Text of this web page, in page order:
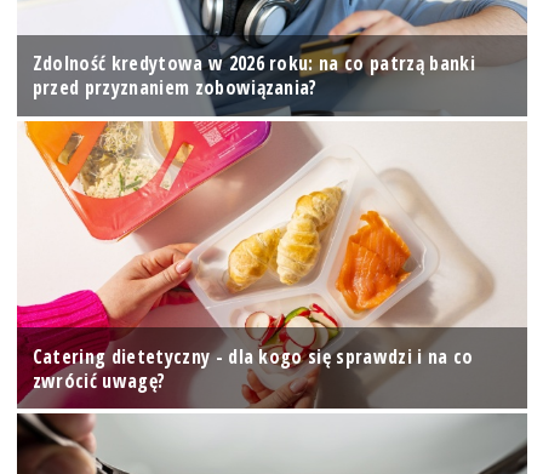
Zdolność kredytowa w 2026 roku: na co patrzą banki
przed przyznaniem zobowiązania?
Catering dietetyczny - dla kogo się sprawdzi i na co
zwrócić uwagę?